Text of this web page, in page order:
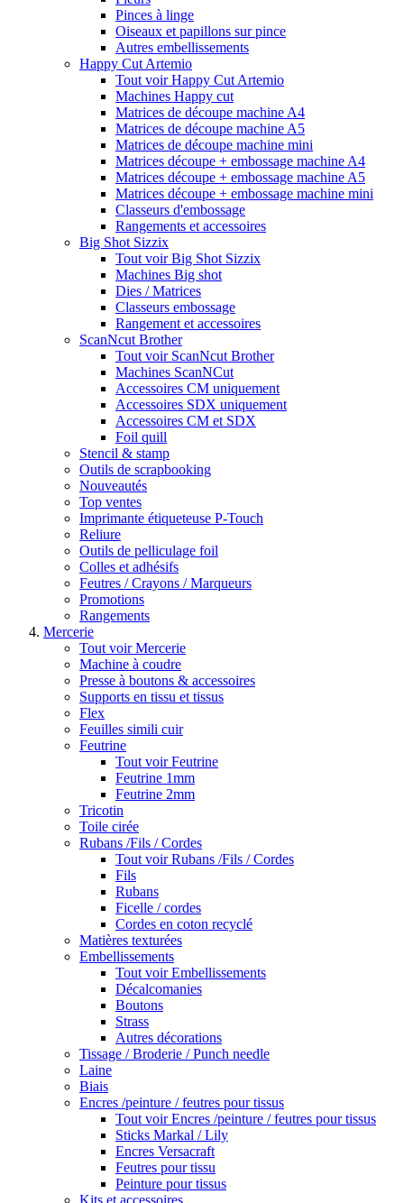
Pinces à linge
Oiseaux et papillons sur pince
Autres embellissements
Happy Cut Artemio
Tout voir Happy Cut Artemio
Machines Happy cut
Matrices de découpe machine A4
Matrices de découpe machine A5
Matrices de découpe machine mini
Matrices découpe + embossage machine A4
Matrices découpe + embossage machine A5
Matrices découpe + embossage machine mini
Classeurs d'embossage
Rangements et accessoires
Big Shot Sizzix
Tout voir Big Shot Sizzix
Machines Big shot
Dies / Matrices
Classeurs embossage
Rangement et accessoires
ScanNcut Brother
Tout voir ScanNcut Brother
Machines ScanNCut
Accessoires CM uniquement
Accessoires SDX uniquement
Accessoires CM et SDX
Foil quill
Stencil & stamp
Outils de scrapbooking
Nouveautés
Top ventes
Imprimante étiqueteuse P-Touch
Reliure
Outils de pelliculage foil
Colles et adhésifs
Feutres / Crayons / Marqueurs
Promotions
Rangements
Mercerie
Tout voir Mercerie
Machine à coudre
Presse à boutons & accessoires
Supports en tissu et tissus
Flex
Feuilles simili cuir
Feutrine
Tout voir Feutrine
Feutrine 1mm
Feutrine 2mm
Tricotin
Toile cirée
Rubans /Fils / Cordes
Tout voir Rubans /Fils / Cordes
Fils
Rubans
Ficelle / cordes
Cordes en coton recyclé
Matières texturées
Embellissements
Tout voir Embellissements
Décalcomanies
Boutons
Strass
Autres décorations
Tissage / Broderie / Punch needle
Laine
Biais
Encres /peinture / feutres pour tissus
Tout voir Encres /peinture / feutres pour tissus
Sticks Markal / Lily
Encres Versacraft
Feutres pour tissu
Peinture pour tissus
Kits et accessoires